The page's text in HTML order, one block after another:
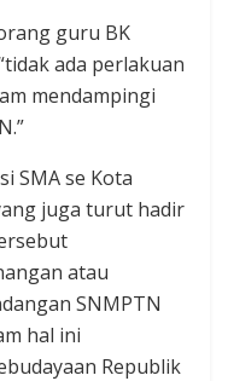
guru BK
ada perlakuan
mendampingi
SMA se Kota
juga turut hadir
atau
SNMPTN
hal ini
Republik